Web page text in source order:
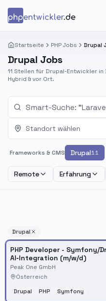
phpentwickler.de
Startseite PHP Jobs Drupal
Drupal Jobs
11 Stellen für Drupal-Entwickler
Hybrid & vor Ort.
Standort wählen
Frameworks & CMS Drupal11
Remote Erfahrung
Drupal
PHP Developer - Symfony/
AI‑Integration (m/w/d)
Peak One GmbH
Österreich
Drupal PHP Symfony